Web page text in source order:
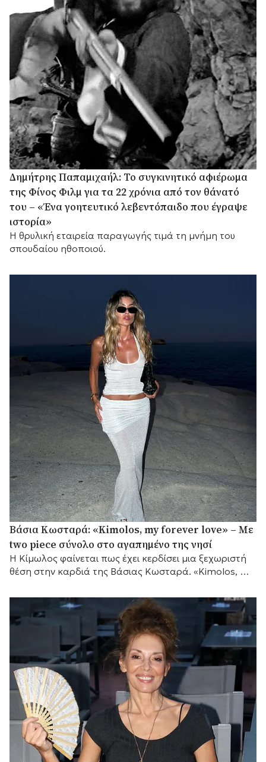
Δημήτρης Παπαμιχαήλ: Το συγκινητικό αφιέρωμα
της Φίνος Φιλμ για τα 22 χρόνια από τον θάνατό
του – «Ένα γοητευτικό λεβεντόπαιδο που έγραψε
ιστορία»
Η θρυλική εταιρεία παραγωγής τιμά τη μνήμη του
σπουδαίου ηθοποιού.
Βάσια Κωσταρά: «Kimolos, my forever love» – Με
two piece σύνολο στο αγαπημένο της νησί
Η Κίμωλος φαίνεται πως έχει κερδίσει μια ξεχωριστή
θέση στην καρδιά της Βάσιας Κωσταρά. «Kimolos, my